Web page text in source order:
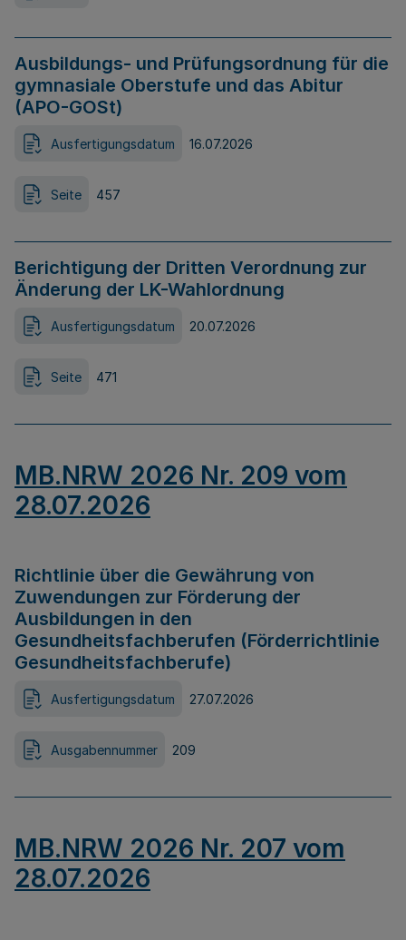
Ausbildungs- und Prüfungsordnung für die
gymnasiale Oberstufe und das Abitur
(APO-GOSt)
Ausfertigungsdatum 16.07.2026
Seite 457
Berichtigung der Dritten Verordnung zur
Änderung der LK-Wahlordnung
Ausfertigungsdatum 20.07.2026
Seite 471
MB.NRW 2026 Nr. 209 vom
28.07.2026
Richtlinie über die Gewährung von
Zuwendungen zur Förderung der
Ausbildungen in den
Gesundheitsfachberufen (Förderrichtlinie
Gesundheitsfachberufe)
Ausfertigungsdatum 27.07.2026
Ausgabennummer 209
MB.NRW 2026 Nr. 207 vom
28.07.2026